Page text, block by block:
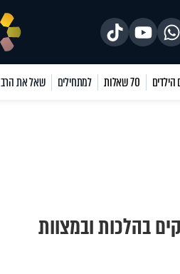
הילדים 70 שאלות למתחילים שאל את הרב
בהלכות ובמצוות